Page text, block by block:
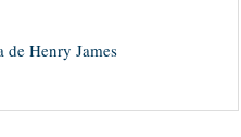
de Henry James